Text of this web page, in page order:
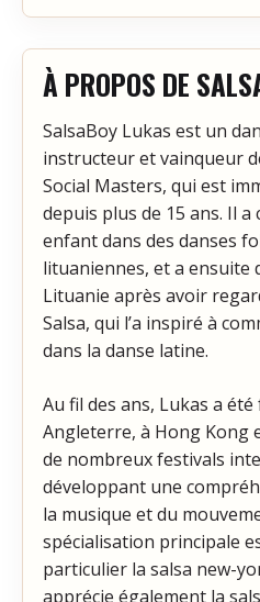
À PROPOS DE
SalsaBoy Lukas est un
instructeur et vainqueur
Social Masters, qui est
depuis plus de 15 ans. Il a
enfant dans des danses
lituaniennes, et a ensuite
Lituanie après avoir
Salsa, qui l’a inspiré à
dans la danse latine.
Au fil des ans, Lukas a
Angleterre, à Hong Kong
de nombreux festivals
développant une
la musique et du
spécialisation principale
particulier la salsa new-
apprécie également la